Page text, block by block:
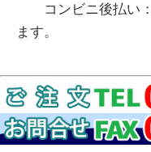
コンビニ後払い：
ます。